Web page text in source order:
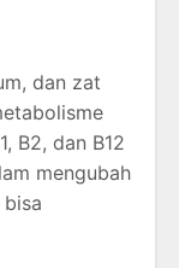
dan zat
B2, dan B12
mengubah